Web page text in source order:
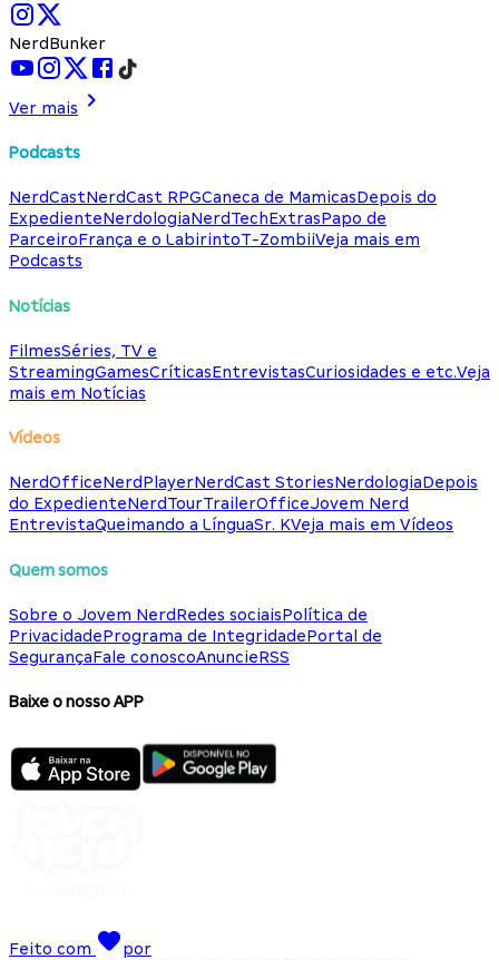
NerdBunker
Ver mais
Podcasts
NerdCastNerdCast RPGCaneca de MamicasDepois do
ExpedienteNerdologiaNerdTechExtrasPapo de
ParceiroFrança e o LabirintoT-ZombiiVeja mais em
Podcasts
Notícias
FilmesSéries, TV e
StreamingGamesCríticasEntrevistasCuriosidades e etc.Veja
mais em Notícias
Vídeos
NerdOfficeNerdPlayerNerdCast StoriesNerdologiaDepois
do ExpedienteNerdTourTrailerOfficeJovem Nerd
EntrevistaQueimando a LínguaSr. KVeja mais em Vídeos
Quem somos
Sobre o Jovem NerdRedes sociaisPolítica de
PrivacidadePrograma de IntegridadePortal de
SegurançaFale conoscoAnuncieRSS
Baixe o nosso APP
Feito com
por